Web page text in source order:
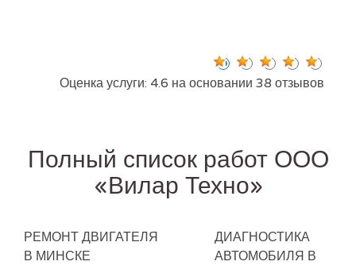
Оценка услуги: 4.6 на основании 38 отзывов
Полный список работ ООО
«Вилар Техно»
РЕМОНТ ДВИГАТЕЛЯ
В МИНСКЕ
ДИАГНОСТИКА
АВТОМОБИЛЯ В